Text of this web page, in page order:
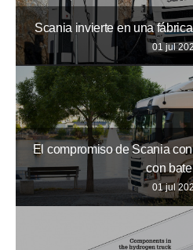
Scania invierte en una
01 jul
El compromiso de Scania
con
01 jul